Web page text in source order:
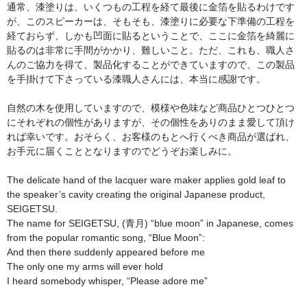
Product
Basic
TOWADA
JUSO
名入れ・ノベルティのご注文
Flaseとは
Flase
Ruboodとは
Rubood
通常、漆塗りは、いくつもの工程を経て最後に金箔を貼るわけです
が、このスピーカーは、そもそも、漆塗りに必要な下準備の工程を
経ておらず、しかも凹面に貼るということで、ここに金箔を綺麗に
貼るのは非常に手間がかかり、難しいこと。ただ、これも、職人さ
んのご協力を得て、製品化することができていますので、この製品
を手掛けて下さっている漆職人さんには、本当に感謝です。
自然の木を使用していますので、模様や色味など商品ひとつひとつ
にそれぞれの個性がありますが、その個性をありのまま愛して頂け
れば幸いです。おそらく、お客様のもとへ行くべき商品が選ばれ、
お手元に届くこととなりますのでどうぞお楽しみに。
The delicate hand of the lacquer ware maker applies gold leaf to
the speaker’s cavity creating the original Japanese product,
SEIGETSU.
The name for SEIGETSU, (青月) “blue moon” in Japanese, comes
from the popular romantic song, “Blue Moon”:
And then there suddenly appeared before me
The only one my arms will ever hold
I heard somebody whisper, “Please adore me”